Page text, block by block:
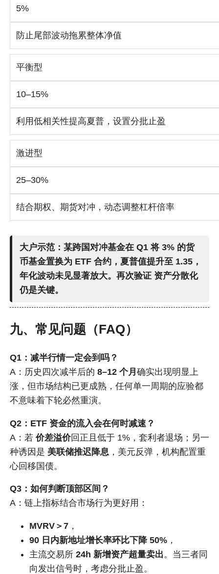
5%
防止尾部波动拖累整体净值
平衡型
10–15%
利用低相关性提高夏普，设置分批止盈
激进型
25–30%
结合期权、期货对冲，动态调整杠杆倍率
大户示范：某跨国对冲基金在 Q1 将 3% 的货
币基金置换为 ETF 合约， 夏普值提升至 1.35，
年化波动未见显著放大。再次验证 资产分散化
仍是关键。
九、常见问题（FAQ）
Q1：减半行情一定会到吗？
A：历史四次减半后的 8–12 个月 确实出现明显上
涨，但市场结构已更成熟，任何单一周期的应验都
不意味着下轮必然重演。
Q2：ETF 资金的流入会在何时减速？
A：若 价差溢价回正且低于 1%，套利者退场；另一
种诱因是 美联储推迟降息 ，美元反弹，机构配置重
心回移国债。
Q3：如何判断顶部区间？
A：链上指标结合市场行为更好用：
MVRV＞7 ，
90 日内新地址增长率环比下降 50% ，
主流交易所 24h 新增资产超量卖出 。当三者同
向发出信号时，考虑分批止盈。